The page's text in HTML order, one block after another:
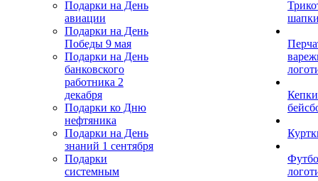
Подарки на День
авиации
Подарки на День
Победы 9 мая
Подарки на День
банковского
работника 2
декабря
Подарки ко Дню
нефтяника
Подарки на День
знаний 1 сентября
Подарки
системным